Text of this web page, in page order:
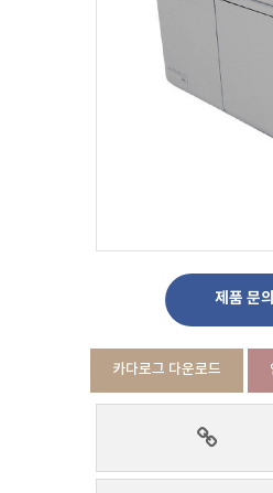
제품 문
카다로그 다운로드